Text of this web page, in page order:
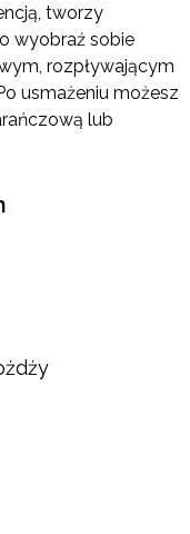
tworzy
wyobraź sobie
rozpływającym
usmażeniu możesz
lub